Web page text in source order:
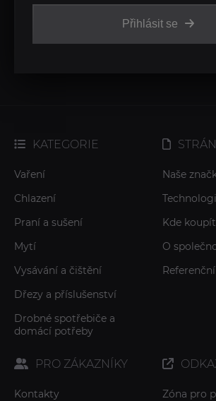
Přihlásit se
KATEGORIE
Vaření
Chlazení
Praní a sušení
Mytí
Vysávání a čištění
Dřezy a příslušenství
Drobné spotřebiče a
domácí potřeby
Naše
Kde
O
PRO ZÁKAZNÍKY
Kontakty
Zóna pro